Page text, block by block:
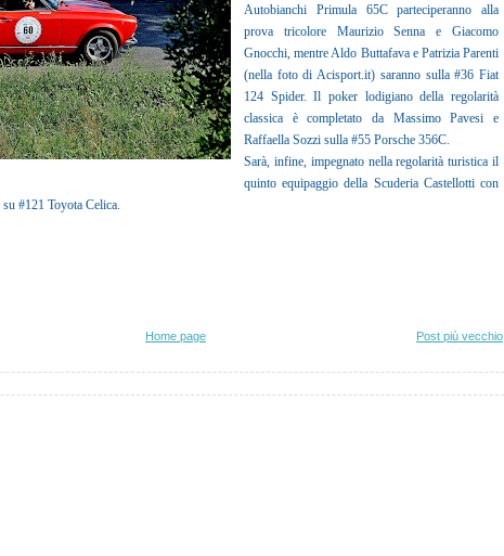
Autobianchi Primula 65C parteciperanno alla
prova tricolore Maurizio Senna e Giacomo
Gnocchi, mentre Aldo Buttafava e Patrizia Parenti
(nella foto di Acisport.it) saranno sulla #36 Fiat
124 Spider. Il poker lodigiano della regolarità
classica è completato da Massimo Pavesi e
Raffaella Sozzi sulla #55 Porsche 356C.
Sarà, infine, impegnato nella regolarità turistica il
quinto equipaggio della Scuderia Castellotti con
#121 Toyota Celica.
Post più vecchio
Home page